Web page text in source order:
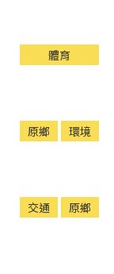
體育
原鄉 環境
交通 原鄉